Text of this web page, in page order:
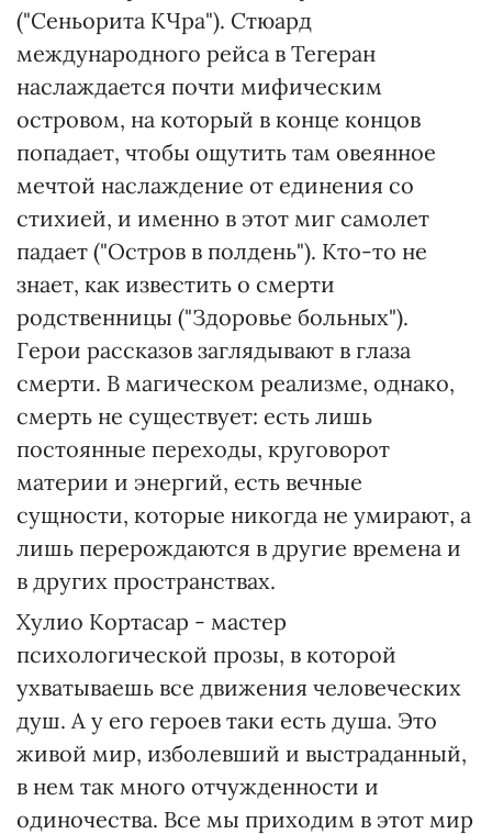
("Сеньорита КЧра"). Стюард
международного рейса в Тегеран
наслаждается почти мифическим
островом, на который в конце концов
попадает, чтобы ощутить там овеянное
мечтой наслаждение от единения со
стихией, и именно в этот миг самолет
падает ("Остров в полдень"). Кто-то не
знает, как известить о смерти
родственницы ("Здоровье больных").
Герои рассказов заглядывают в глаза
смерти. В магическом реализме, однако,
смерть не существует: есть лишь
постоянные переходы, круговорот
материи и энергий, есть вечные
сущности, которые никогда не умирают, а
лишь перерождаются в другие времена и
в других пространствах.
Хулио Кортасар - мастер
психологической прозы, в которой
ухватываешь все движения человеческих
душ. А у его героев таки есть душа. Это
живой мир, изболевший и выстраданный,
в нем так много отчужденности и
одиночества. Все мы приходим в этот мир